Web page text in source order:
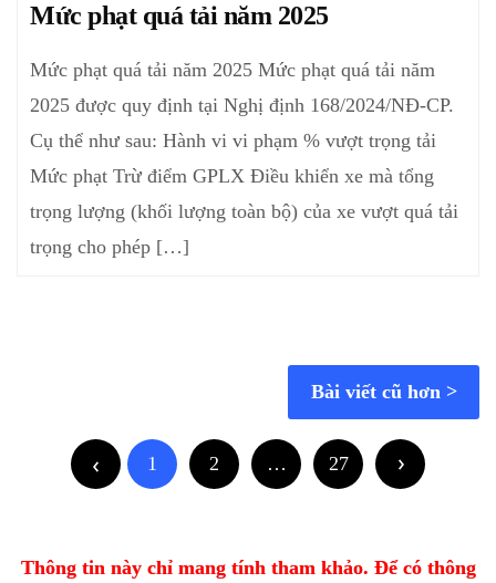
Mức phạt quá tải năm 2025
Mức phạt quá tải năm 2025 Mức phạt quá tải năm
2025 được quy định tại Nghị định 168/2024/NĐ-CP.
Cụ thể như sau: Hành vi vi phạm % vượt trọng tải
Mức phạt Trừ điểm GPLX Điều khiển xe mà tổng
trọng lượng (khối lượng toàn bộ) của xe vượt quá tải
trọng cho phép […]
Bài viết cũ hơn
1 2 … 27
Thông tin này chỉ mang tính tham khảo. Để có thông